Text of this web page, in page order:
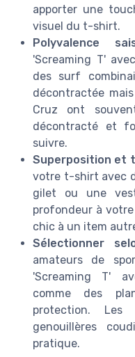
apporter une
visuel du t-shirt.
Polyvalence
'Screaming T'
des surf
décontractée
Cruz ont
décontracté et
suivre.
Superposition et
votre t-shirt avec
gilet ou une
profondeur à
chic à un item
Sélectionner
amateurs de
'Screaming T'
comme des
protection.
genouillères
pratique.